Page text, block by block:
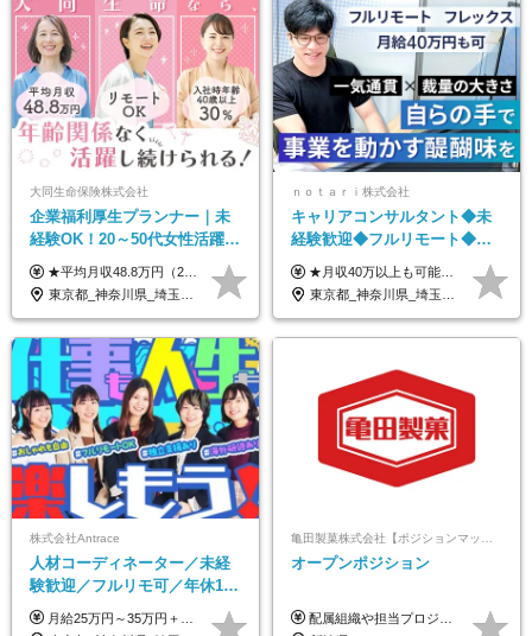
大同生命保険株式会社
企業福利厚生プランナー｜未
経験OK！20～50代女性活躍｜
リモートOK｜平均月収48.8万
｜子育て＆介護支援◎
★平均月収48.8万円（2025年度実績） ★安心の固定給＋賞与年2回＋インセンティブ！手当も充実 月給21万円～23万円＋諸手当＋インセンティブ＋賞与年2回 ※給与は年間平均の税込定例給与です。賞与は含みません。 ※約3週間の研修期間中は日当8000円を支給いたします。 ※試用期間6ヵ月あり（期間中の条件変更なし） ◆東京・神奈川・千葉・埼玉・愛知（一部）・京都・大阪・兵庫（一部）：月給23万円以上 ◆静岡（一部）・三重・岐阜：月給22万円以上 ◆上記以外の地域：月給21万円以上
東京都_神奈川県_埼玉県_千葉県_大阪府_愛知県_北海道_青森県_岩手県_宮城県_秋田県_山形県_福島県_茨城県_栃木県_群馬県_新潟県_山梨県_長野県_富山県_石川県_福井県_静岡県_岐阜県_三重県_兵庫県_京都府_滋賀県_奈良県_和歌山県_広島県_岡山県_鳥取県_島根県_山口県_徳島県_香川県_愛媛県_高知県_福岡県_熊本県_佐賀県_長崎県_大分県_宮崎県_鹿児島県_沖縄県
ｎｏｔａｒｉ株式会社
キャリアコンサルタント◆未
経験歓迎◆フルリモート◆フ
レックス制◆10時出勤・16時
退勤も可◆残業月10時間以内
★月収40万以上も可能！ ★能力・スキル・経験を考慮した年収額を設定します ■月給20万円～40万円＋決算賞与 ※経験・スキルを考慮のうえ決定します ※給与にはみなし残業代40時間分を含む。そのほか詳細に関しては別途面接時にご説明します ※試用期間3ヵ月あり。期間中の雇用形態・条件などに差異はありません
東京都_神奈川県_埼玉県_千葉県_大阪府_愛知県_北海道_青森県_岩手県_宮城県_秋田県_山形県_福島県_茨城県_栃木県_群馬県_新潟県_山梨県_長野県_富山県_石川県_福井県_静岡県_岐阜県_三重県_兵庫県_京都府_滋賀県_奈良県_和歌山県_広島県_岡山県_鳥取県_島根県_山口県_徳島県_香川県_愛媛県_高知県_福岡県_熊本県_佐賀県_長崎県_大分県_宮崎県_鹿児島県_沖縄県
株式会社Antrace
人材コーディネーター／未経
験歓迎／フルリモ可／年休127
日／おしゃれ自由／海外研修
年10回／美容・サウナ割あり
月給25万円～35万円＋インセンティブ 未経験者：月給25万円～＋インセンティブ 経験者：月給35万円～＋インセンティブ （※経験者は営業経験5年以上の方を想定） ※経験・スキルなどを考慮のうえ、決定します ※時間外手当は別途全額支給します
オープンポジション
配属組織や担当プロジェクトにより異なります。 想定年収：400万円～1000万円 ※ご経験やスキルに応じて決定します。 ※上記想定年収はあくまでも目安の金額であり、 選考を通じて上下する可能性があります。